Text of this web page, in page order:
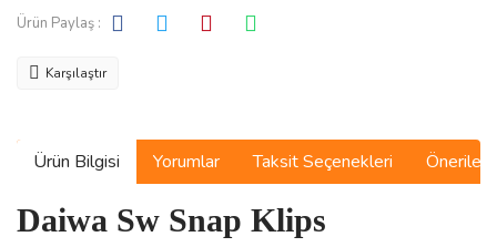
Ürün Paylaş :
Karşılaştır
Ürün Bilgisi Yorumlar Taksit Seçenekleri
Daiwa Sw Snap Klips